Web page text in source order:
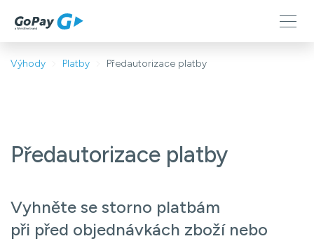
Výhody Platby Předautorizace platby
Předautorizace platby
Vyhněte se storno platbám
při před objednávkách zboží nebo